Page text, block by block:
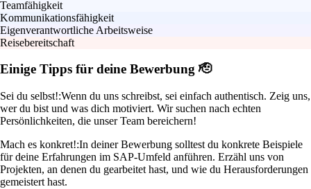
Teamfähigkeit
Kommunikationsfähigkeit
Eigenverantwortliche Arbeitsweise
Reisebereitschaft
Einige Tipps für deine Bewerbung 🫡
Sei du selbst!:Wenn du uns schreibst, sei einfach authentisch. Zeig uns,
wer du bist und was dich motiviert. Wir suchen nach echten
Persönlichkeiten, die unser Team bereichern!
Mach es konkret!:In deiner Bewerbung solltest du konkrete Beispiele
für deine Erfahrungen im SAP-Umfeld anführen. Erzähl uns von
Projekten, an denen du gearbeitet hast, und wie du Herausforderungen
gemeistert hast.